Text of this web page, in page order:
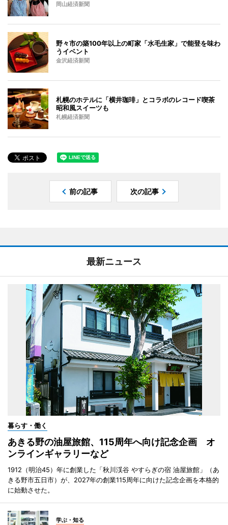
岡山経済新聞
野々市の築100年以上の町家「水毛生家」で能登を味わ
うイベント
金沢経済新聞
札幌のホテルに「横井珈琲」とコラボのレコード喫茶
昭和風スイーツも
札幌経済新聞
前の記事 次の記事
最新ニュース
暮らす・働く
あきる野の油屋旅館、115周年へ向け記念企画 オ
ンラインギャラリーなど
1912（明治45）年に創業した「秋川渓谷 やすらぎの宿 油屋旅館」（あ
きる野市五日市）が、2027年の創業115周年に向けた記念企画を本格的
に始動させた。
学ぶ・知る